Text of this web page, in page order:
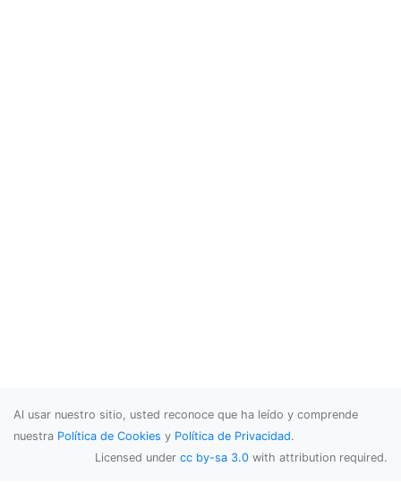
Al usar nuestro sitio, usted reconoce que ha leído y comprende
nuestra Política de Cookies y Política de Privacidad.
Licensed under cc by-sa 3.0 with attribution required.